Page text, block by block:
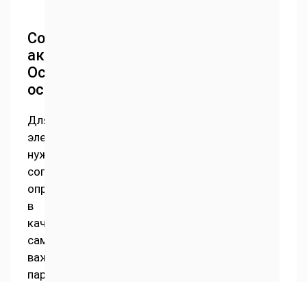
Сопротивление
активное.
Основные
особенности
Для
электротехнических
нужд
сопротивление
определяется
в
качестве
самого
важного
параметра.